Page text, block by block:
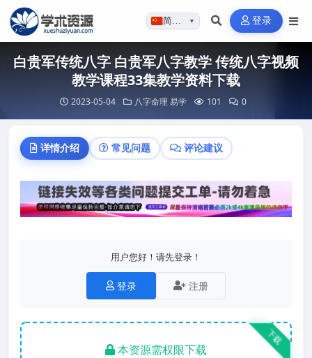
简体…▼ 登录
白贵军传统八字 白贵军八字教学 传统八字视频
教学课程33集教学资料下载
2023-05-04 八字命理 易学 101 0
详情介绍 常见问题 评论建议
用户您好！请先登录！
登录 注册
下载
本资源需权限下载